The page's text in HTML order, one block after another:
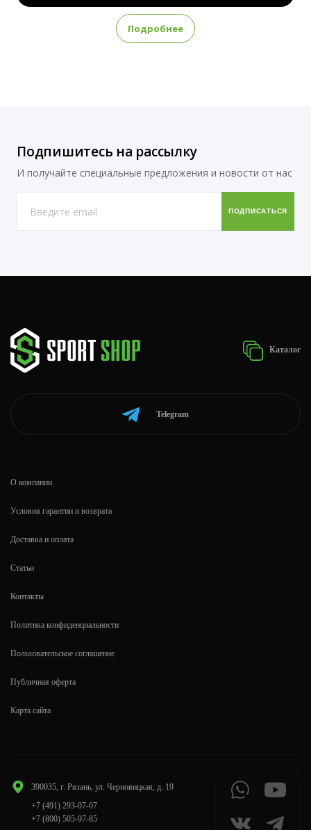
Подробнее
Подпишитесь на рассылку
И получайте специальные предложения и новости от нас
Каталог
Telegram
390035, г. Рязань, ул. Черновицкая, д. 19
+7 (491) 293-07-07
+7 (800) 505-97-85
О компании
Условия гарантии и возврата
Доставка и оплата
Статьи
Контакты
Политика конфиденциальности
Пользовательское соглашение
Публичная оферта
Карта сайта